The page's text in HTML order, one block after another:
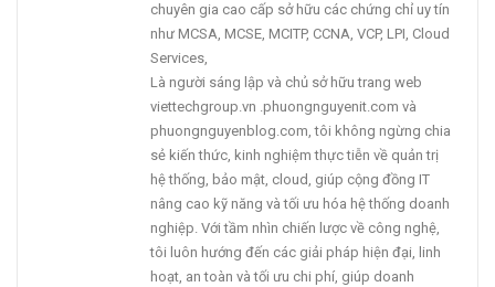
chuyên gia cao cấp sở hữu các chứng chỉ uy tín
như MCSA, MCSE, MCITP, CCNA, VCP, LPI, Cloud
Services,
Là người sáng lập và chủ sở hữu trang web
viettechgroup.vn .phuongnguyenit.com và
phuongnguyenblog.com, tôi không ngừng chia
sẻ kiến thức, kinh nghiệm thực tiễn về quản trị
hệ thống, bảo mật, cloud, giúp cộng đồng IT
nâng cao kỹ năng và tối ưu hóa hệ thống doanh
nghiệp. Với tầm nhìn chiến lược về công nghệ,
tôi luôn hướng đến các giải pháp hiện đại, linh
hoạt, an toàn và tối ưu chi phí, giúp doanh